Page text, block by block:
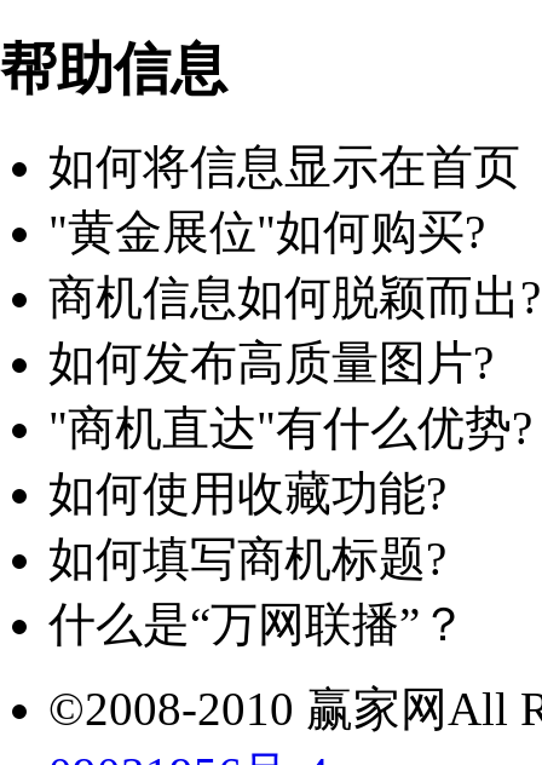
帮助信息
如何将信息显示在首页
"黄金展位"如何购买?
商机信息如何脱颖而出?
如何发布高质量图片?
"商机直达"有什么优势?
如何使用收藏功能?
如何填写商机标题?
什么是“万网联播”？
©2008-2010 赢家网All